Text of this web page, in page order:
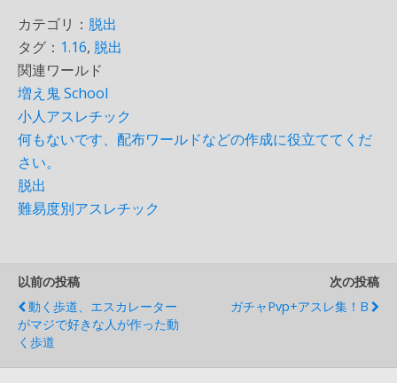
カテゴリ： 脱出
タグ： 1.16, 脱出
関連ワールド
増え鬼 School
小人アスレチック
何もないです、配布ワールドなどの作成に役立ててくだ
さい。
脱出
難易度別アスレチック
以前の投稿
動く歩道、エスカレーター
がマジで好きな人が作った動
く歩道
次の投稿
ガチャpvp+アスレ集！β